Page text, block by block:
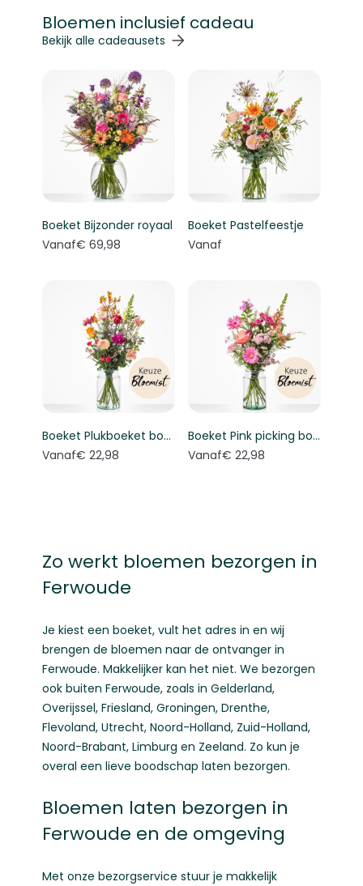
Bloemen inclusief cadeau
Navigeren door de elementen van de carrousel is
Druk om carrousel over te slaan
Bekijk alle cadeausets
Boeket Bijzonder royaal
Vanaf€ 69,98
Boeket Pastelfeestje
Vanaf
Boeket Plukboeket bont - Keuze bloemist
Vanaf€ 22,98
Boeket Pink picking bouquet - Florist's choice
Vanaf€ 22,98
Zo werkt bloemen bezorgen in
Ferwoude
Je kiest een boeket, vult het adres in en wij
brengen de bloemen naar de ontvanger in
Ferwoude. Makkelijker kan het niet. We bezorgen
ook buiten Ferwoude, zoals in Gelderland,
Overijssel, Friesland, Groningen, Drenthe,
Flevoland, Utrecht, Noord-Holland, Zuid-Holland,
Noord-Brabant, Limburg en Zeeland. Zo kun je
overal een lieve boodschap laten bezorgen.
Bloemen laten bezorgen in
Ferwoude en de omgeving
Met onze bezorgservice stuur je makkelijk